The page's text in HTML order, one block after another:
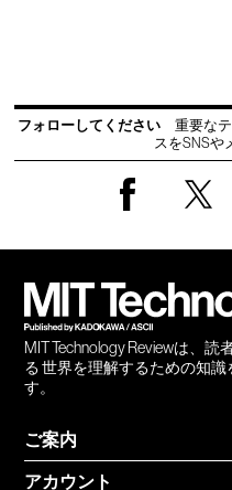
フォローしてください
重要な
スをSNSや
MIT Technology Reviewは、
る 世界を理解するための知
す。
ご案内
アカウント